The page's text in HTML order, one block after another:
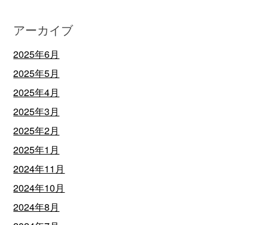
アーカイブ
2025年6月
2025年5月
2025年4月
2025年3月
2025年2月
2025年1月
2024年11月
2024年10月
2024年8月